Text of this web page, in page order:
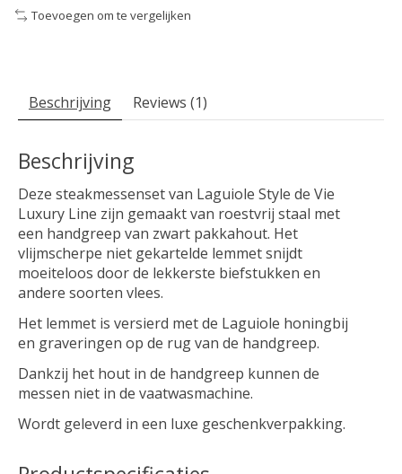
Toevoegen om te vergelijken
Beschrijving Reviews (1)
Beschrijving
Deze steakmessenset van Laguiole Style de Vie
Luxury Line zijn gemaakt van roestvrij staal met
een handgreep van zwart pakkahout. Het
vlijmscherpe niet gekartelde lemmet snijdt
moeiteloos door de lekkerste biefstukken en
andere soorten vlees.
Het lemmet is versierd met de Laguiole honingbij
en graveringen op de rug van de handgreep.
Dankzij het hout in de handgreep kunnen de
messen niet in de vaatwasmachine.
Wordt geleverd in een luxe geschenkverpakking.